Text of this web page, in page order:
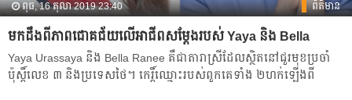
ពុធ, 16 តុលា 2019 23:40 ព័ត៌មាន
មកដឹង​ពី​ភាព​ជោគជ័យ​លើ​អាជីព​សម្ដែង​របស់ Yaya និង​ Bella
Yaya Urassaya និង​ Bella Ranee គឺជា​តារាស្រី​ដែល​ស្ថិត​នៅ​ជួរ​មុខ​ប្រចាំ​
ប៉ុស្តិ៍លេខ ៣ និង​ប្រទេស​ថៃ។ កេរ្តិ៍ឈ្មោះ​របស់​ពួកគេ​ទាំង​ ២​ហក់​ឡើង​ពី